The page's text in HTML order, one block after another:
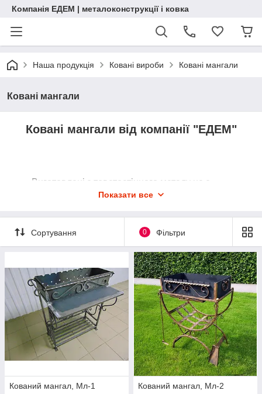
Компанія ЕДЕМ | металоконструкції і ковка
Наша продукція Ковані вироби Ковані мангали
Ковані мангали
Ковані мангали від компанії "ЕДЕМ"
Виготовлені з товстостінного металу не з
китайського дротуПоказати все
Сортування 0 Фільтри
Кований мангал, Мл-1
Кований мангал, Мл-2